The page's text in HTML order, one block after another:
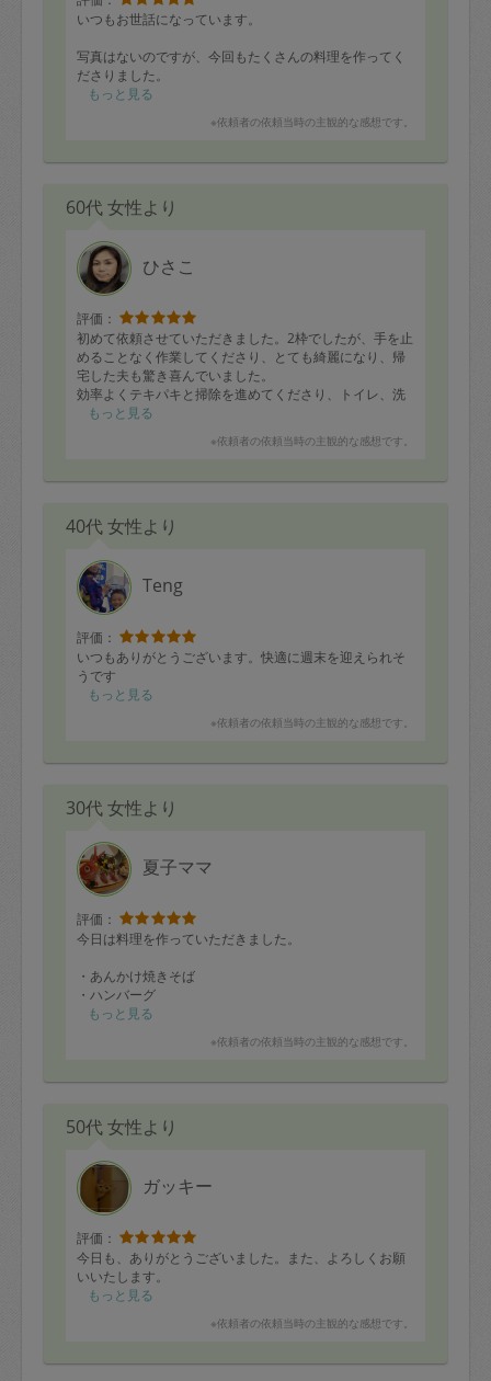
いつもお世話になっています。
写真はないのですが、今回もたくさんの料理を作ってく
ださりました。
モ・玉ねぎ・ベーコンのチーズオムレツ（？）をいただ
どちらも、子供が野菜がはいっているのを忘れたという
もっと見る
※依頼者の依頼当時の主観的な感想です。
60代 女性より
ひさこ
評価：
初めて依頼させていただきました。2枠でしたが、手を止
めることなく作業してくださり、とても綺麗になり、帰
宅した夫も驚き喜んでいました。
効率よくテキパキと掃除を進めてくださり、トイレ、洗
面所、浴室、キッチン、玄関と、広い範囲の掃除をして
象的で良かったです。また、ぜひお願いしたいです。あ
もっと見る
※依頼者の依頼当時の主観的な感想です。
40代 女性より
Teng
評価：
いつもありがとうございます。快適に週末を迎えられそ
うです
もっと見る
※依頼者の依頼当時の主観的な感想です。
30代 女性より
夏子ママ
評価：
今日は料理を作っていただきました。
・あんかけ焼きそば
・ハンバーグ
・鶏肉のネギソース
・筑前煮
・浅漬け
最近自分で作ると野菜が少なくなってしまうため今回は
野菜中心でまた冷凍保存が出来るものをお願いしまし
た！！
あんかけ焼きそばは旦那のリクエストですが、その他は
メニューも考えて提案してくださいました。
たくさん作っていただいたのでたっぷり冷凍もできまし
しかったです！！
もっと見る
※依頼者の依頼当時の主観的な感想です。
50代 女性より
ガッキー
評価：
今日も、ありがとうございました。また、よろしくお願
いいたします。
もっと見る
※依頼者の依頼当時の主観的な感想です。